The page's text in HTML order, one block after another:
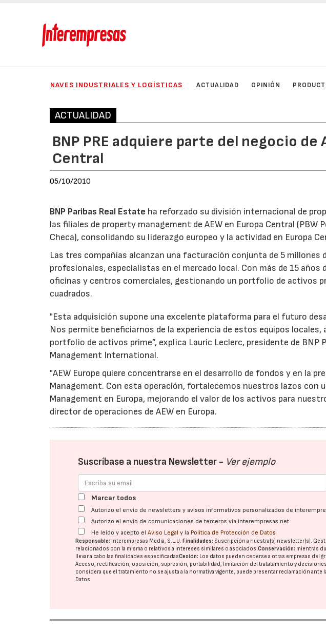
NAVES INDUSTRIALES Y LOGÍSTICAS ACTUALIDAD OPINIÓN
ACTUALIDAD
BNP PRE adquiere parte del negocio de
Central
05/10/2010
BNP Paribas Real Estate ha reforzado su división internacional de
las filiales de property management de AEW en Europa Central (PBW
Checa), consolidando su liderazgo europeo y la actividad en Europa
Las tres compañías alcanzan una facturación conjunta de 5 millones
profesionales, especialistas en el mercado local. Con más de 15 años
oficinas y centros comerciales, gestionando un portfolio de activos
cuadrados.
"Esta adquisición supone una excelente plataforma para el futuro
Nos permite beneficiarnos de la experiencia de estos equipos locales,
portfolio de activos prime”, explica Lauric Leclerc, presidente de BNP
Management International.
"AEW Europe quiere concentrarse en el desarrollo de fondos y en la
Management. Con esta operación, fortalecemos nuestros lazos con
Management en Europa, mejorando el valor de los activos para
director de operaciones de AEW en Europa.
Suscríbase a nuestra Newsletter - Ver ejemplo
Marcar todos
Autorizo el envío de newsletters y avisos informativos personalizados de
Autorizo el envío de comunicaciones de terceros vía interempresas.net
He leído y acepto elAviso Legal y la Política de Protección de Datos
Responsable: Interempresas Media, S.L.U. Finalidades: Suscripción a nuestra(s) newsletter(s).
relacionados con la misma o relativos a intereses similares o asociados.Conservación: mientras
llevar a cabo las finalidades especificadasCesión: Los datos pueden cederse a otras empresas del
Acceso, rectificación, oposición, supresión, portabilidad, limitación del tratatamiento y
considera que el tratamiento no se ajusta a la normativa vigente, puede presentar reclamación ante
Datos